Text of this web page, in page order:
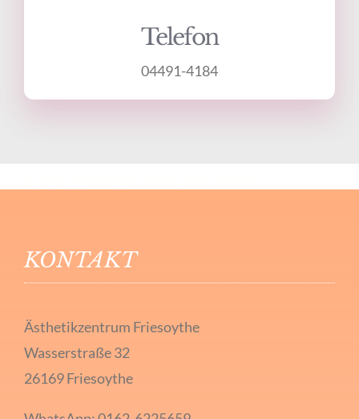
Telefon
04491-4184
KONTAKT
Ästhetikzentrum Friesoythe
Wasserstraße 32
26169 Friesoythe